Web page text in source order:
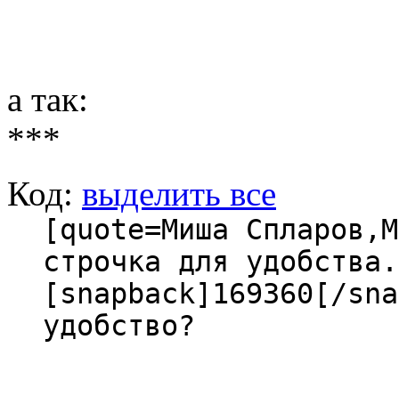
а так:
***
Код: выделить все
[quote=Миша
строчка для
[snapback]169360[/
удобство?